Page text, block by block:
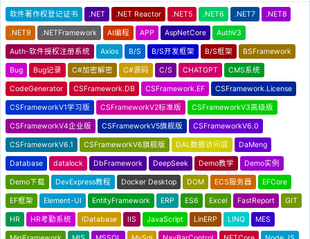
软件著作权登记证书 .NET .NET Reactor .NET5 .NET6 .NET7 .NET8
.NET9 .NETFramework AI编程 APP AspNetCore AuthV3
Auth-软件授权注册系统 Axios B/S B/S开发框架 B/S框架 BSFramework
Bug Bug记录 C#加密解密 C#源码 C/S CHATGPT CMS系统
CodeGenerator CSFramework.DB CSFramework.EF CSFramework.License
CSFrameworkV1学习版 CSFrameworkV2标准版 CSFrameworkV3高级版
CSFrameworkV4企业版 CSFrameworkV5旗舰版 CSFrameworkV6.0
CSFrameworkV6.1 CSFrameworkV6旗舰版 DAL数据访问层 DaMeng
Database datalock DbFramework DeepSeek Demo教学 Demo实例
Demo下载 DevExpress教程 Docker Desktop DOM ECS服务器 EFCore
EF框架 Element-UI EntityFramework ERP ES6 Excel FastReport GIT
HR HR考勤系统 IDatabase IIS JavaScript LinERP LINQ MES